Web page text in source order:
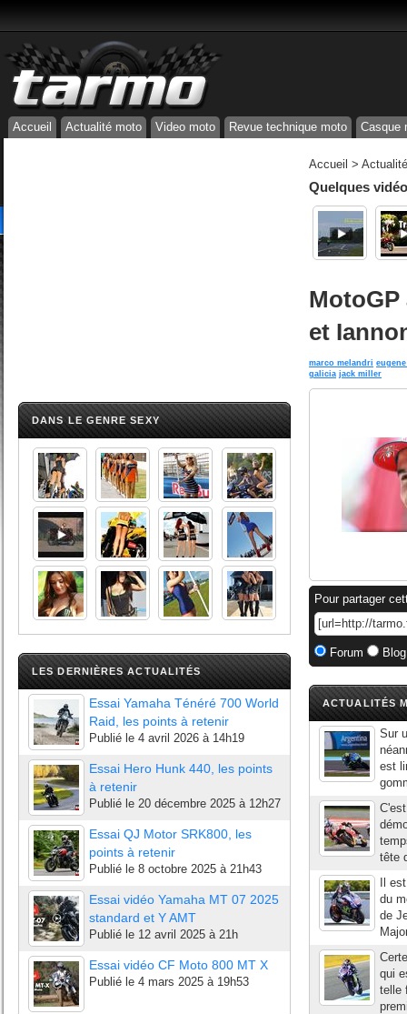
Accueil Actualité moto Video moto Revue technique moto Casque
DANS LE GENRE SEXY
LES DERNIÈRES ACTUALITÉS
Essai Yamaha Ténéré 700 World
Raid, les points à retenir
Publié le 4 avril 2026 à 14h19
Essai Hero Hunk 440, les points
à retenir
Publié le 20 décembre 2025 à 12h27
Essai QJ Motor SRK800, les
points à retenir
Publié le 8 octobre 2025 à 21h43
Essai vidéo Yamaha MT 07 2025
standard et Y AMT
Publié le 12 avril 2025 à 21h
Essai vidéo CF Moto 800 MT X
Publié le 4 mars 2025 à 19h53
Accueil >
Quelques
et
marco melandri
galicia jack miller
Pour partager
Forum
ACTUALITÉS
Sur
est
tête
Il
du
de
qui
telle